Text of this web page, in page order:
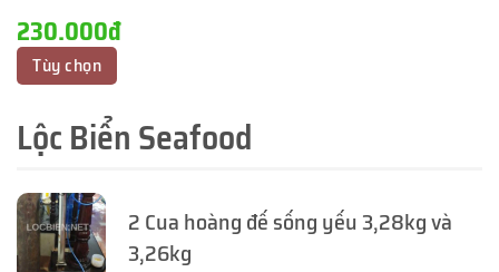
230.000đ
Tùy chọn
Lộc Biển Seafood
2 Cua hoàng đế sống yếu 3,28kg và
3,26kg